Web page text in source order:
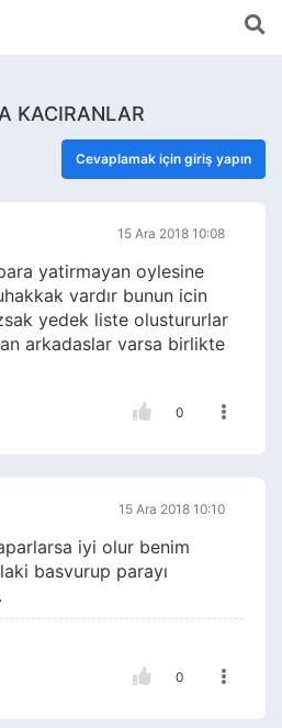
KACIRANLAR
Cevaplamak için giriş yapın
15 Ara 2018 10:08
yatirmayan oylesine
vardır bunun icin
yedek liste olustururlar
arkadaslar varsa birlikte
0
15 Ara 2018 10:10
iyi olur benim
basvurup parayı
0